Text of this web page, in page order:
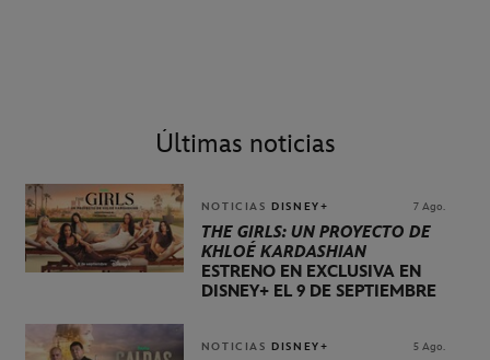
Últimas noticias
NOTICIAS DISNEY+ 7 Ago.
THE GIRLS: UN PROYECTO DE
KHLOÉ KARDASHIAN
ESTRENO EN EXCLUSIVA EN
DISNEY+ EL 9 DE SEPTIEMBRE
NOTICIAS DISNEY+ 5 Ago.